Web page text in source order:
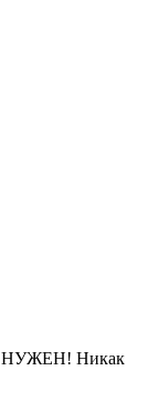
НУЖЕН! Никак